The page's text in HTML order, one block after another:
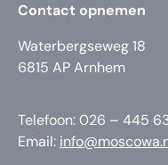
Contact opnemen
Waterbergseweg 18
6815 AP Arnhem
Telefoon: 026 – 445
Email: